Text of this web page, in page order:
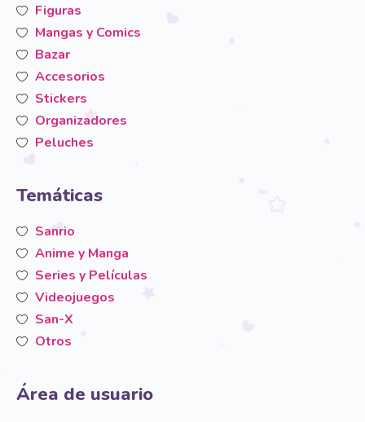
Figuras
Mangas y Comics
Bazar
Accesorios
Stickers
Organizadores
Peluches
Temáticas
Sanrio
Anime y Manga
Series y Películas
Videojuegos
San-X
Otros
Área de usuario